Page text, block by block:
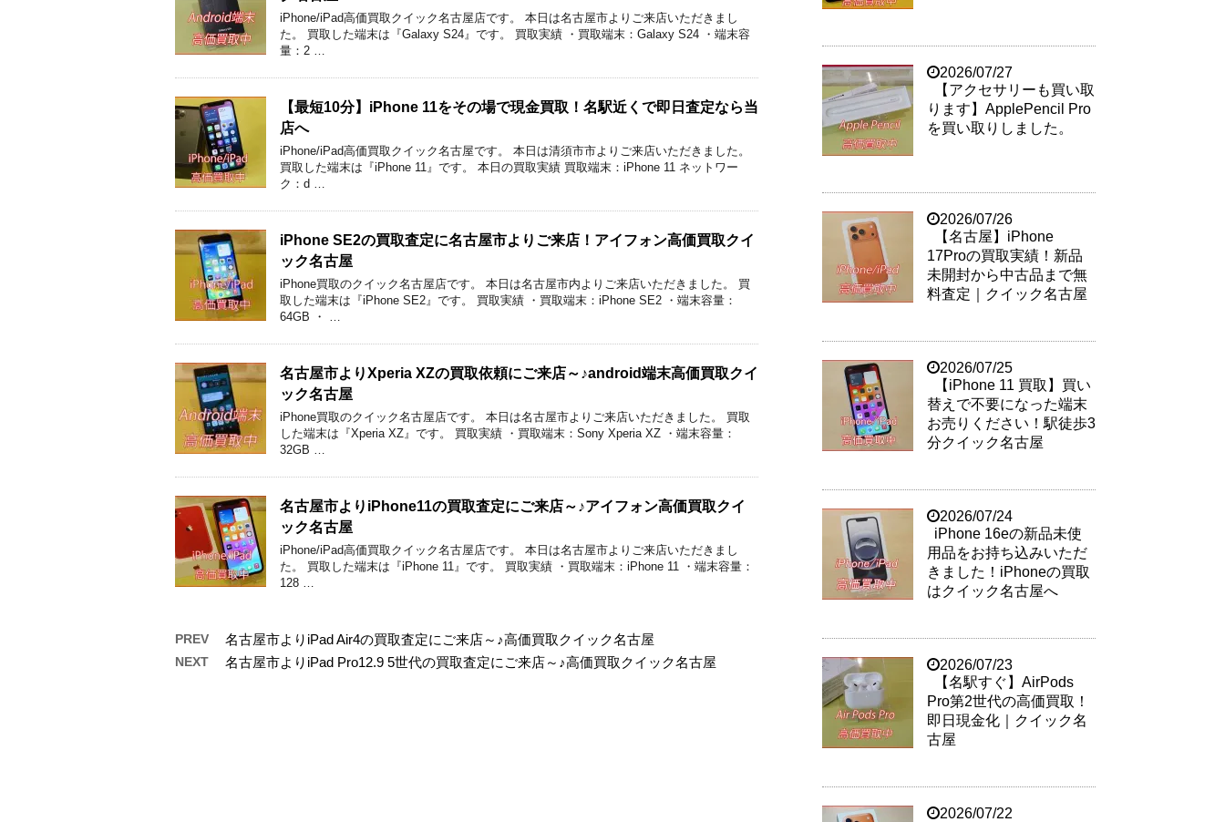
iPhone/iPad高価買取クイック名古屋店です。 本日は名古屋市よりご来店いただきまし
た。 買取した端末は『Galaxy S24』です。 買取実績 ・買取端末：Galaxy S24 ・端末容
量：2 …
【最短10分】iPhone 11をその場で現金買取！名駅近くで即日査定なら当
店へ
iPhone/iPad高価買取クイック名古屋です。 本日は清須市市よりご来店いただきました。
買取した端末は『iPhone 11』です。 本日の買取実績 買取端末：iPhone 11 ネットワー
ク：d …
iPhone SE2の買取査定に名古屋市よりご来店！アイフォン高価買取クイ
ック名古屋
iPhone買取のクイック名古屋店です。 本日は名古屋市内よりご来店いただきました。 買
取した端末は『iPhone SE2』です。 買取実績 ・買取端末：iPhone SE2 ・端末容量：
64GB ・ …
名古屋市よりXperia XZの買取依頼にご来店～♪android端末高価買取クイ
ック名古屋
iPhone買取のクイック名古屋店です。 本日は名古屋市よりご来店いただきました。 買取
した端末は『Xperia XZ』です。 買取実績 ・買取端末：Sony Xperia XZ ・端末容量：
32GB …
名古屋市よりiPhone11の買取査定にご来店～♪アイフォン高価買取クイ
ック名古屋
iPhone/iPad高価買取クイック名古屋店です。 本日は名古屋市よりご来店いただきまし
た。 買取した端末は『iPhone 11』です。 買取実績 ・買取端末：iPhone 11 ・端末容量：
128 …
PREV 名古屋市よりiPad Air4の買取査定にご来店～♪高価買取クイック名古屋
NEXT 名古屋市よりiPad Pro12.9 5世代の買取査定にご来店～♪高価買取クイック名古屋
2026/07/27
【アクセサリーも買い取
ります】ApplePencil Pro
を買い取りしました。
2026/07/26
【名古屋】iPhone
17Proの買取実績！新品
未開封から中古品まで無
料査定｜クイック名古屋
2026/07/25
【iPhone 11 買取】買い
替えで不要になった端末
お売りください！駅徒歩3
分クイック名古屋
2026/07/24
iPhone 16eの新品未使
用品をお持ち込みいただ
きました！iPhoneの買取
はクイック名古屋へ
2026/07/23
【名駅すぐ】AirPods
Pro第2世代の高価買取！
即日現金化｜クイック名
古屋
2026/07/22